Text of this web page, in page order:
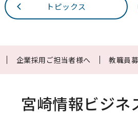
トピックス
企業採用ご担当者様へ 教職員
宮崎情報ビジネ